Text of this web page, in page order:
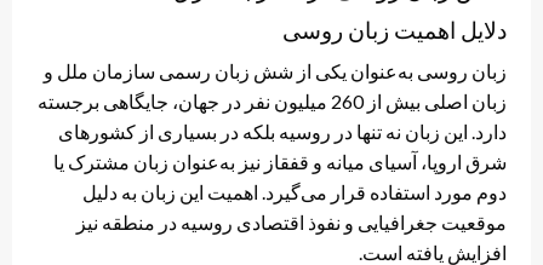
دلایل اهمیت زبان روسی
زبان روسی به‌عنوان یکی از شش زبان رسمی سازمان ملل و
زبان اصلی بیش از 260 میلیون نفر در جهان، جایگاهی برجسته
دارد. این زبان نه تنها در روسیه بلکه در بسیاری از کشورهای
شرق اروپا، آسیای میانه و قفقاز نیز به‌عنوان زبان مشترک یا
دوم مورد استفاده قرار می‌گیرد. اهمیت این زبان به دلیل
موقعیت جغرافیایی و نفوذ اقتصادی روسیه در منطقه نیز
افزایش یافته است.